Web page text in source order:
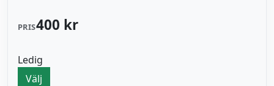
PRIS400 kr
Ledig
Välj